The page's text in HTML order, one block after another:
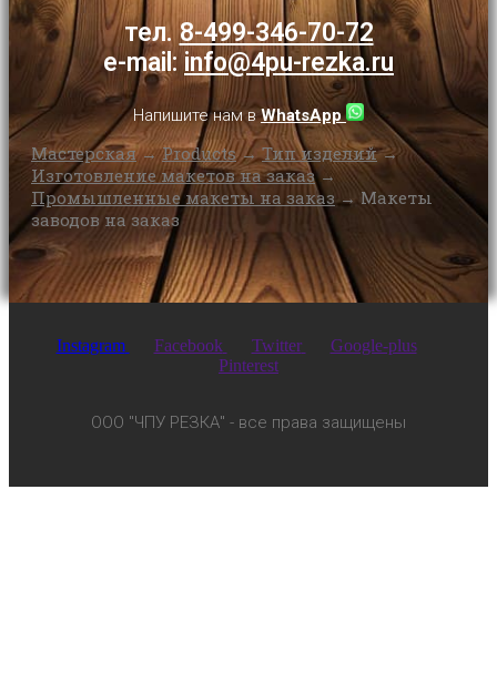
тел.8-499-346-70-72
e-mail:info@4pu-rezka.ru
Напишите нам вWhatsApp
Мастерская→Products→Тип изделий→
Изготовление макетов на заказ→
Промышленные макеты на заказ →Макеты
заводов на заказ
Instagram Facebook Twitter
Google-plus
Pinterest
ООО "ЧПУ РЕЗКА" - все права защищены